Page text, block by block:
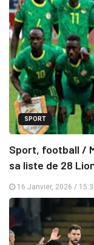
SPORT
Sport, football /
sa liste de 28
16 Janvier, 2026 /